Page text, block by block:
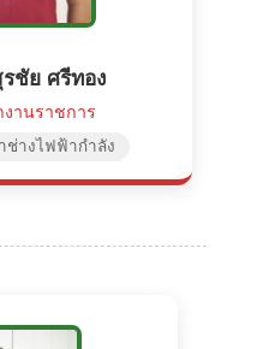
ชัย ศรีทอง
านราชการ
างไฟฟ้ากำลัง